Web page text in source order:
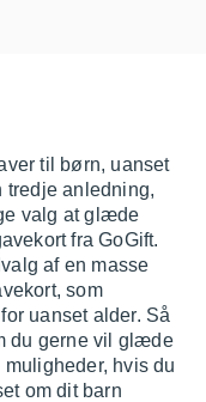
til børn, uanset
tredje anledning,
valg at glæde
fra GoGift.
af en masse
som
uanset alder. Så
du gerne vil glæde
hvis du
om dit barn